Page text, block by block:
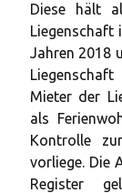
Diese hält
Liegenschaft
Jahren 2018
Mieter der
als
Kontrolle
vorliege. Die
Register